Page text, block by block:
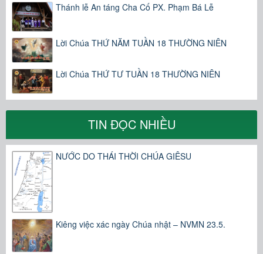
Thánh lễ An táng Cha Cố PX. Phạm Bá Lễ
Lời Chúa THỨ NĂM TUẦN 18 THƯỜNG NIÊN
Lời Chúa THỨ TƯ TUẦN 18 THƯỜNG NIÊN
TIN ĐỌC NHIỀU
NƯỚC DO THÁI THỜI CHÚA GIÊSU
Kiêng việc xác ngày Chúa nhật – NVMN 23.5.